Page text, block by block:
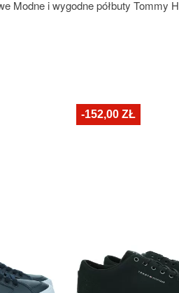
Modne i wygodne półbuty Tommy
-152,00 ZŁ